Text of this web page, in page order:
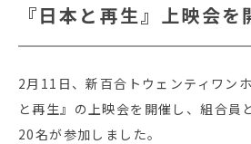
『日本と再生』上映会
2月11日、新百合トウェンティワン
と再生』の上映会を開催し、組合員
20名が参加しました。